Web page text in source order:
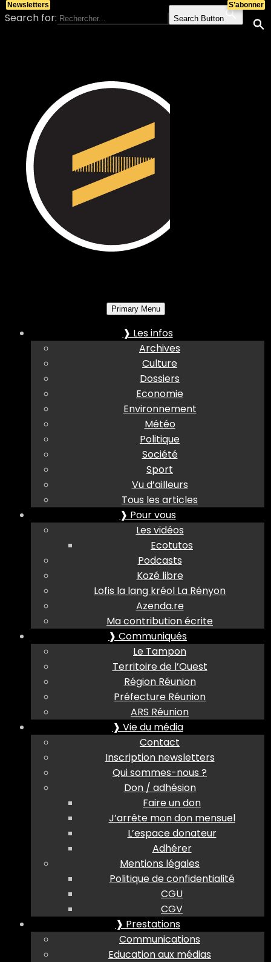
Search for: Search Button
Primary Menu
❱ Les infos
Archives
Culture
Dossiers
Economie
Environnement
Météo
Politique
Société
Sport
Vu d’ailleurs
Tous les articles
❱ Pour vous
Les vidéos
Ecotutos
Podcasts
Kozé libre
Lofis la lang kréol La Rényon
Azenda.re
Ma contribution écrite
❱ Communiqués
Le Tampon
Territoire de l’Ouest
Région Réunion
Préfecture Réunion
ARS Réunion
❱ Vie du média
Contact
Inscription newsletters
Qui sommes-nous ?
Don / adhésion
Faire un don
J’arrête mon don mensuel
L’espace donateur
Adhérer
Mentions légales
Politique de confidentialité
CGU
CGV
❱ Prestations
Communications
Education aux médias
S’abonner
Newsletters